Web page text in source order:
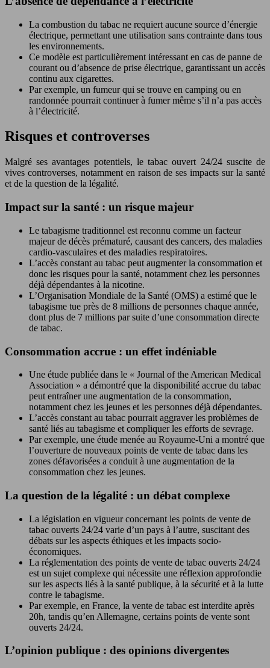
La combustion du tabac ne requiert aucune source d’énergie
électrique, permettant une utilisation sans contrainte dans tous
les environnements.
Ce modèle est particulièrement intéressant en cas de panne de
courant ou d’absence de prise électrique, garantissant un accès
continu aux cigarettes.
Par exemple, un fumeur qui se trouve en camping ou en
randonnée pourrait continuer à fumer même s’il n’a pas accès
à l’électricité.
Risques et controverses
Malgré ses avantages potentiels, le tabac ouvert 24/24 suscite de
vives controverses, notamment en raison de ses impacts sur la santé
et de la question de la légalité.
Impact sur la santé : un risque majeur
Le tabagisme traditionnel est reconnu comme un facteur
majeur de décès prématuré, causant des cancers, des maladies
cardio-vasculaires et des maladies respiratoires.
L’accès constant au tabac peut augmenter la consommation et
donc les risques pour la santé, notamment chez les personnes
déjà dépendantes à la nicotine.
L’Organisation Mondiale de la Santé (OMS) a estimé que le
tabagisme tue près de 8 millions de personnes chaque année,
dont plus de 7 millions par suite d’une consommation directe
de tabac.
Consommation accrue : un effet indéniable
Une étude publiée dans le « Journal of the American Medical
Association » a démontré que la disponibilité accrue du tabac
peut entraîner une augmentation de la consommation,
notamment chez les jeunes et les personnes déjà dépendantes.
L’accès constant au tabac pourrait aggraver les problèmes de
santé liés au tabagisme et compliquer les efforts de sevrage.
Par exemple, une étude menée au Royaume-Uni a montré que
l’ouverture de nouveaux points de vente de tabac dans les
zones défavorisées a conduit à une augmentation de la
consommation chez les jeunes.
La question de la légalité : un débat complexe
La législation en vigueur concernant les points de vente de
tabac ouverts 24/24 varie d’un pays à l’autre, suscitant des
débats sur les aspects éthiques et les impacts socio-
économiques.
La réglementation des points de vente de tabac ouverts 24/24
est un sujet complexe qui nécessite une réflexion approfondie
sur les aspects liés à la santé publique, à la sécurité et à la lutte
contre le tabagisme.
Par exemple, en France, la vente de tabac est interdite après
20h, tandis qu’en Allemagne, certains points de vente sont
ouverts 24/24.
L’opinion publique : des opinions divergentes